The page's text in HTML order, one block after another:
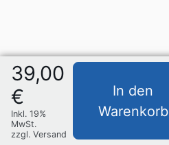
39,00
€
Inkl. 19%
MwSt.
zzgl. Versand
In den
Warenkorb